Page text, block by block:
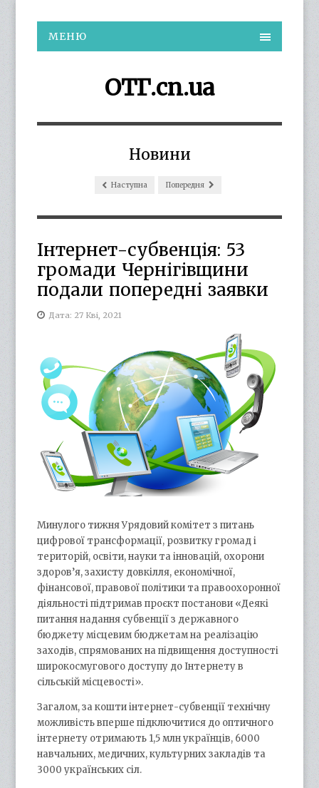
МЕНЮ
ОТГ.cn.ua
Новини
Наступна Попередня
Інтернет-субвенція: 53
громади Чернігівщини
подали попередні заявки
Дата: 27 Кві, 2021
Минулого тижня Урядовий комітет з питань
цифрової трансформації, розвитку громад і
територій, освіти, науки та інновацій, охорони
здоров’я, захисту довкілля, економічної,
фінансової, правової політики та правоохоронної
діяльності підтримав проєкт постанови «Деякі
питання надання субвенції з державного
бюджету місцевим бюджетам на реалізацію
заходів, спрямованих на підвищення доступності
широкосмугового доступу до Інтернету в
сільській місцевості».
Загалом, за кошти інтернет-субвенції технічну
можливість вперше підключитися до оптичного
інтернету отримають 1,5 млн українців, 6000
навчальних, медичних, культурних закладів та
3000 українських сіл.